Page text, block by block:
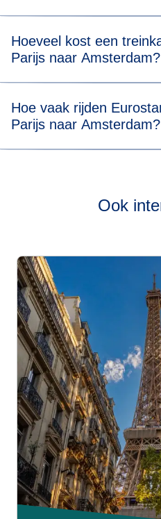
cm) en één stuk handbagage.
gewichtsbeperking, maar je
Hoeveel kost een
Parijs naar Amsterdam?
Hoe vaak rijden
Parijs naar Amsterdam?
Ook